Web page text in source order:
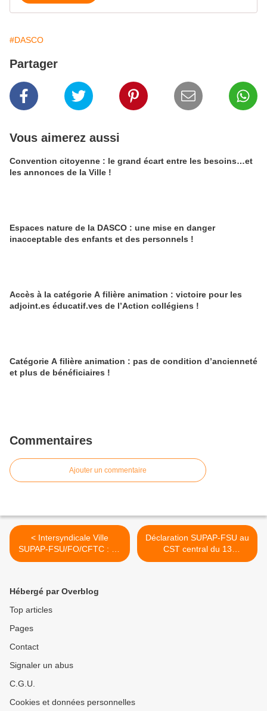
#DASCO
Partager
Vous aimerez aussi
Convention citoyenne : le grand écart entre les besoins…et
les annonces de la Ville !
Espaces nature de la DASCO : une mise en danger
inacceptable des enfants et des personnels !
Accès à la catégorie A filière animation : victoire pour les
adjoint.es éducatif.ves de l’Action collégiens !
Catégorie A filière animation : pas de condition d’ancienneté
et plus de bénéficiaires !
Commentaires
Ajouter un commentaire
< Intersyndicale Ville
SUPAP-FSU/FO/CFTC : du
concret pour les personnels
Déclaration SUPAP-FSU au
CST central du 13
septembre : des moyens en
Hébergé par Overblog
Top articles
Pages
Contact
Signaler un abus
C.G.U.
Cookies et données personnelles